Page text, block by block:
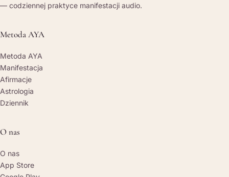
— codziennej praktyce manifestacji audio.
Metoda AYA
Metoda AYA
Manifestacja
Afirmacje
Astrologia
Dziennik
O nas
O nas
App Store